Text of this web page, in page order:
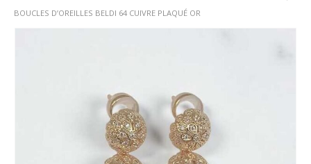
BOUCLES D’OREILLES BELDI 64 CUIVRE PLAQUÉ OR